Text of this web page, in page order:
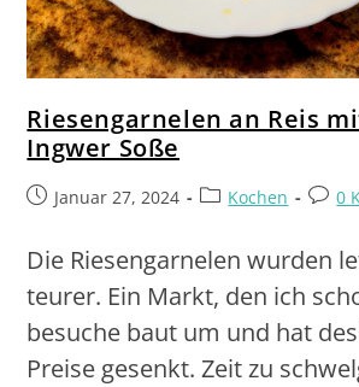
Riesengarnelen an Reis
Ingwer Soße
Januar 27, 2024 Kochen 0
Die Riesengarnelen wurden
teurer. Ein Markt, den ich
besuche baut um und hat
Preise gesenkt. Zeit zu